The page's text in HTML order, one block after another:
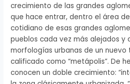
crecimiento de las grandes
que hace entrar, dentro el área
cotidiano de esas grandes
pueblos cada vez más alejados y
morfologías urbanas de un nuevo
calificado como “metápolis”. De
conocen un doble crecimiento: